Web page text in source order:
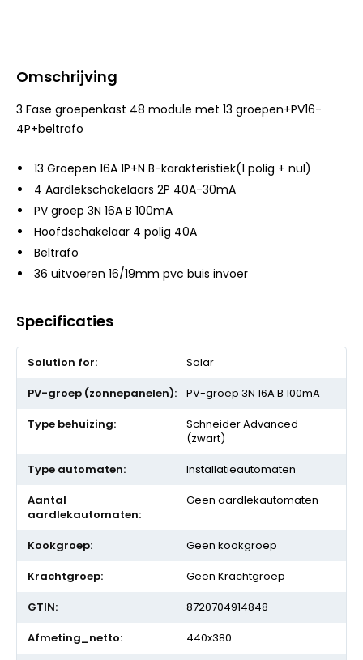
Specificaties
Meer
informatie
Solar
PV-groep 3N 16A B 100mA
Schneider Advanced
(zwart)
Installatieautomaten
Geen aardlekautomaten
Geen kookgroep
Geen Krachtgroep
8720704914848
440x380
Omschrijving
3 Fase groepenkast 48 module met 13 groepen+PV16-
4P+beltrafo
13 Groepen 16A 1P+N B-karakteristiek(1 polig + nul)
4 Aardlekschakelaars 2P 40A-30mA
PV groep 3N 16A B 100mA
Hoofdschakelaar 4 polig 40A
Beltrafo
36 uitvoeren 16/19mm pvc buis invoer